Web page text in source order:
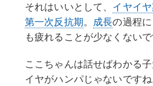
それはいいとして、 イヤイ
第一次反抗期。 成長の過程
も疲れることが少なくないで
ここちゃんは話せばわかる
イヤがハンパじゃないです